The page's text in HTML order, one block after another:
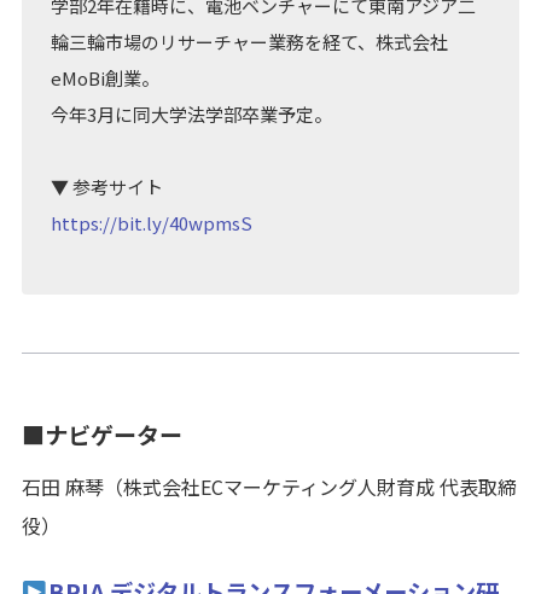
学部2年在籍時に、電池ベンチャーにて東南アジア二
輪三輪市場のリサーチャー業務を経て、株式会社
eMoBi創業。
今年3月に同大学法学部卒業予定。
▼ 参考サイト
https://bit.ly/40wpmsS
■ナビゲーター
石田 麻琴（株式会社ECマーケティング人財育成 代表取締
役）